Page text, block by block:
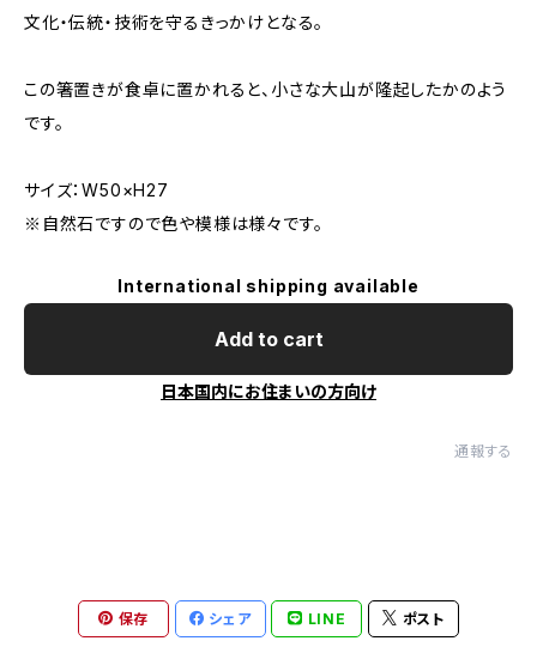
文化・伝統・技術を守るきっかけとなる。
この箸置きが食卓に置かれると、小さな大山が隆起したかのよう
です。
サイズ：W50×H27
※自然石ですので色や模様は様々です。
International shipping available
Add to cart
日本国内にお住まいの方向け
通報する
保存 シェア LINE ポスト